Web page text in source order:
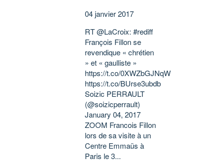
04 janvier 2017
RT @LaCroix: #rediff
François Fillon se
revendique « chrétien
» et « gaulliste »
https://t.co/0XWZbGJNqW
https://t.co/BUrse3ubdb
Soizic PERRAULT
(@soizicperrault)
January 04, 2017
ZOOM Francois Fillon
lors de sa visite à un
Centre Emmaüs à
Paris le 3...